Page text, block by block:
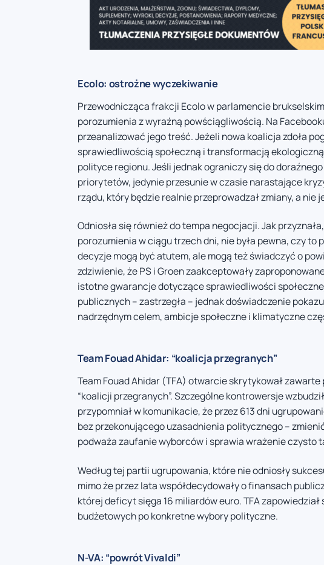
Ecolo: ostrożne wyczekiwanie
Przewodnicząca frakcji Ecolo w parlamencie
porozumienia z wyraźną powściągliwością. Na
przeanalizować jego treść. Jeżeli nowa koalicja zdoła
sprawiedliwością społeczną i transformacją
polityce regionu. Jeśli jednak ograniczy się do
priorytetów, jedynie przesunie w czasie narastające
rządu, który będzie realnie przeprowadzał zmiany, a nie
Odniosła się również do tempa negocjacji. Jak
porozumienia w ciągu trzech dni, nie była pewna, czy to
decyzje mogą być atutem, ale mogą też świadczyć o
zdziwienie, że PS i Groen zaakceptowały
istotne gwarancje dotyczące sprawiedliwości
publicznych – zastrzegła – jednak doświadczenie
nadrzędnym celem, ambicje społeczne i klimatyczne
Team Fouad Ahidar: “koalicja przegranych”
Team Fouad Ahidar (TFA) otwarcie skrytykował
“koalicji przegranych”. Szczególne kontrowersje
przypomniał w komunikacie, że przez 613 dni
bez przekonującego uzasadnienia politycznego –
podważa zaufanie wyborców i sprawia wrażenie czysto
Według tej partii ugrupowania, które nie odniosły
mimo że przez lata współdecydowały o finansach
której deficyt sięga 16 miliardów euro. TFA
budżetowych po konkretne wybory polityczne.
N-VA: “powrót Vivaldi”